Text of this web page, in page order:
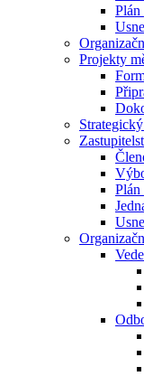
Plán
Projekty
Plán